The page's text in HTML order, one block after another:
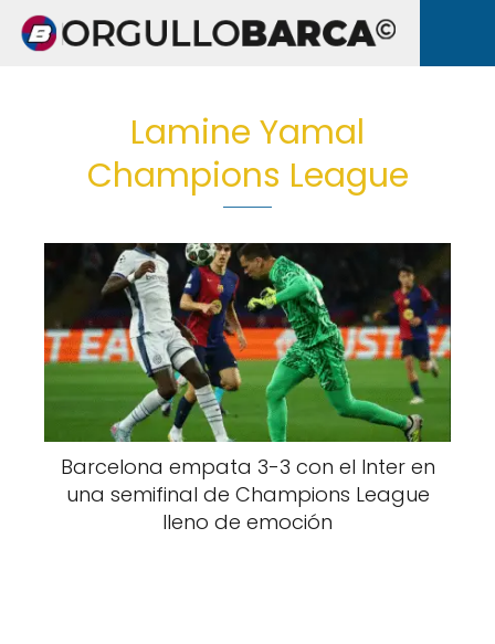
Lamine Yamal
Champions League
Barcelona empata 3-3 con el Inter en
una semifinal de Champions League
lleno de emoción